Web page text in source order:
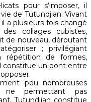
pour s’imposer, il
de Tutundjian. Vivant
a plusieurs fois changé
collages cubistes,
de nouveau, déroutant
; privilégiant
répétition de formes,
constitue un pont entre
peu nombreuses
ne permettant pas
Tutundjian constitue